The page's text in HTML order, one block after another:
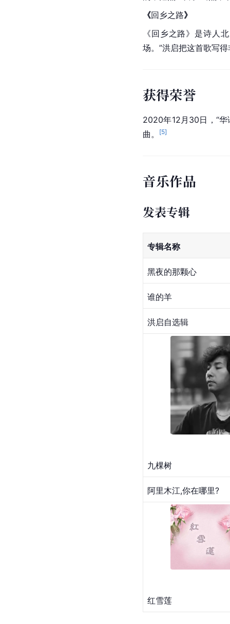
《回乡之路》
《回乡之路》是诗人
场。”洪启把这首歌写
获得荣誉
2020年12月30日，“华
曲。
[5]
音乐作品
发表专辑
专辑名称
黑夜的那颗心
谁的羊
洪启自选辑
九棵树
阿里木江,你在哪里?
红雪莲